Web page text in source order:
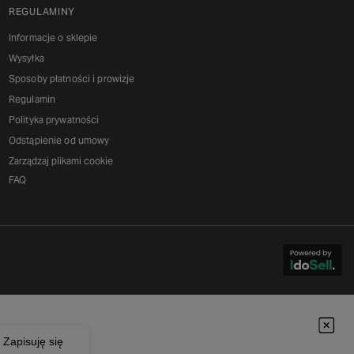
REGULAMINY
Informacje o sklepie
Wysyłka
Sposoby płatności i prowizje
Regulamin
Polityka prywatności
Odstąpienie od umowy
Zarządzaj plikami cookie
FAQ